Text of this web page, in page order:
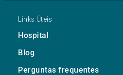
Links Úteis
Hospital
Blog
Perguntas frequentes